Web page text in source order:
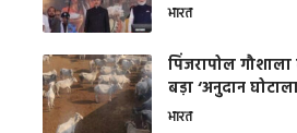
भारत
​पिंजरापोल
बड़ा ‘अनुदान
भारत